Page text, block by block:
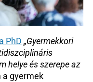
PhD „Gyermekkori
helye és szerepe az
gyermek